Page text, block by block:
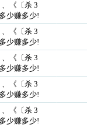
《〔杀 3
少赚多少!
《〔杀 3
少赚多少!
《〔杀 3
少赚多少!
《〔杀 3
少赚多少!
《〔杀 3
少赚多少!